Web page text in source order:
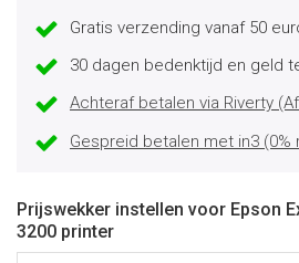
Gratis verzending vanaf 50
30 dagen bedenktijd en geld
Achteraf betalen via Riverty
Gespreid betalen met in3 (0%
Prijswekker instellen voor Epson
3200 printer